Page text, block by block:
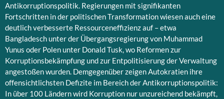
Antikorruptionspolitik. Regierungen mit signifikanten
Fortschritten in der politischen Transformation wiesen auch eine
deutlich verbesserte Ressourceneffizienz auf – etwa
Bangladesch unter der Übergangsregierung von Muhammad
Yunus oder Polen unter Donald Tusk, wo Reformen zur
Korruptionsbekämpfung und zur Entpolitisierung der Verwaltung
angestoßen wurden. Demgegenüber zeigen Autokratien ihre
offensichtlichsten Defizite im Bereich der Antikorruptionspolitik:
In über 100 Ländern wird Korruption nur unzureichend bekämpft,